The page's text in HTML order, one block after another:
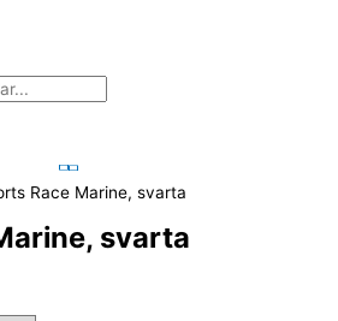
Race Marine, svarta
svarta